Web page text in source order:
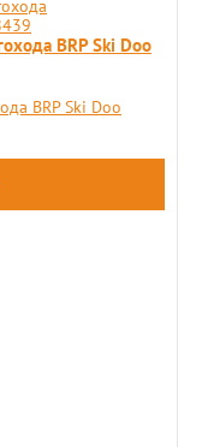
BRP Ski Doo
BRP Ski Doo